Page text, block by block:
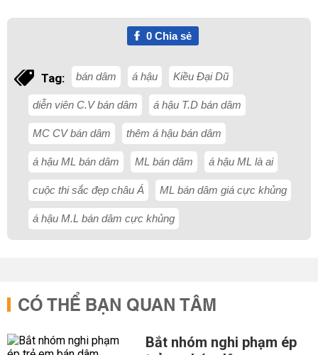
0Chia sẻ
Tag: bán dâm á hậu Kiều Đại Dũ
diễn viên C.V bán dâm á hậu T.D bán dâm
MC CV bán dâm thêm á hậu bán dâm
á hậu ML bán dâm ML bán dâm á hậu ML là ai
cuộc thi sắc đẹp châu Á ML bán dâm giá cực khủng
á hậu M.L bán dâm cực khủng
CÓ THỂ BẠN QUAN TÂM
Bắt nhóm nghi phạm ép